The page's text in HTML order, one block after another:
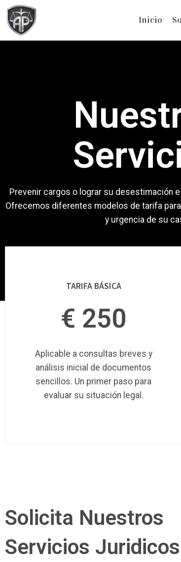
contenido
Inicio
Prevenir cargos o lograr su desestimación
Ofrecemos diferentes modelos de tarifa
y urgencia de su
TARIFA BÁSICA
€ 250
Aplicable a consultas breves y
análisis inicial de documentos
sencillos. Un primer paso para
evaluar su situación legal.
Solicita Nuestros
Servicios Juridicos